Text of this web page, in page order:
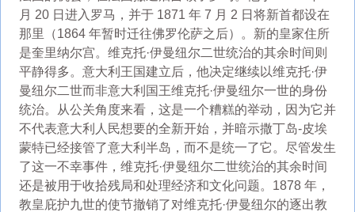
月 20 日进入罗马，并于 1871 年 7 月 2 日将新首都设在
那里（1864 年暂时迁往佛罗伦萨之后）。新的皇家住所
是奎里纳尔宫。维克托·伊曼纽尔二世统治的其余时间则
平静得多。意大利王国建立后，他决定继续以维克托·伊
曼纽尔二世而非意大利国王维克托·伊曼纽尔一世的身份
统治。从公关角度来看，这是一个糟糕的举动，因为它并
不代表意大利人民想要的全新开始，并暗示撒丁岛-皮埃
蒙特已经接管了意大利半岛，而不是统一了它。尽管发生
了这一不幸事件，维克托·伊曼纽尔二世统治的其余时间
还是被用于收拾残局和处理经济和文化问题。1878 年，
教皇庇护九世的使节撤销了对维克托·伊曼纽尔的逐出教